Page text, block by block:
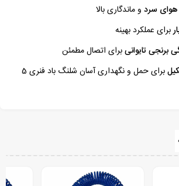
سرد و ماندگاری بالا
برای عملکرد بهینه
برنجی تایوانیبرای اتصال مطمئن
برای حمل و نگهداری آسان شلنگ باد فنری 5